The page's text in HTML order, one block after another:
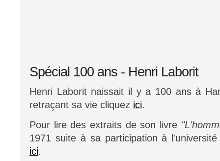
Spécial 100 ans - Henri Laborit
Henri Laborit naissait il y a 100 ans à
retraçant sa vie cliquez ici.
Pour lire des extraits de son livre
1971 suite à sa participation à
ici.